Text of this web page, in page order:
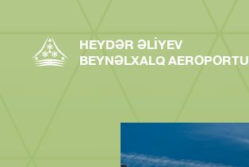
HEYDƏR ƏLIYEV
BEYNƏLXALQ AEROPORTU